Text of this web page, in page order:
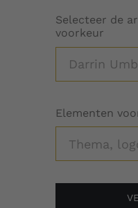
Selecteer de
voorkeur
Elementen